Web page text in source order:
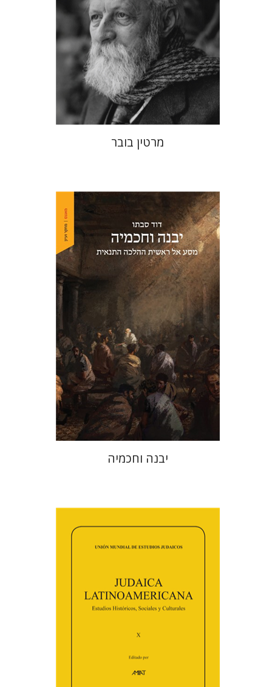
הנחת אתר ספר מודפס
$35
$32
מרטין בובר
דוד סבתו
הנחת אתר ספר מודפס
$46
$41
יבנה וחכמיה
פלורינדה פ. גולדברג.
פולט
קרשונוביץ שוסטר
דבי רויטמן אפרים זדוף